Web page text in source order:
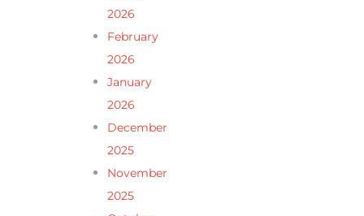
2026
February
2026
January
2026
December
2025
November
2025